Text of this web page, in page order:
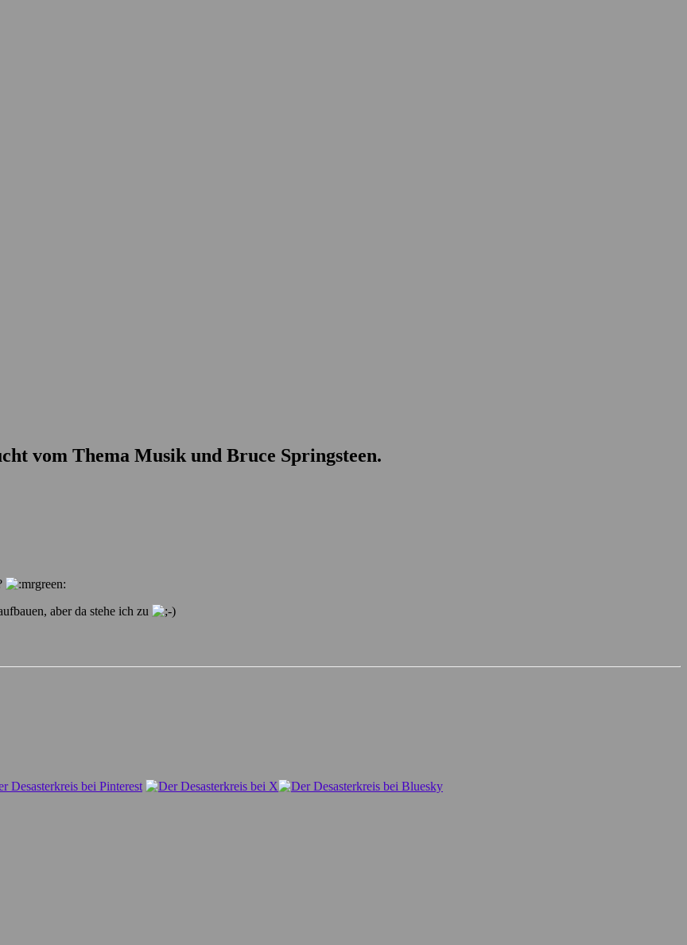
vom Thema Musik und Bruce Springsteen.
aber da stehe ich zu